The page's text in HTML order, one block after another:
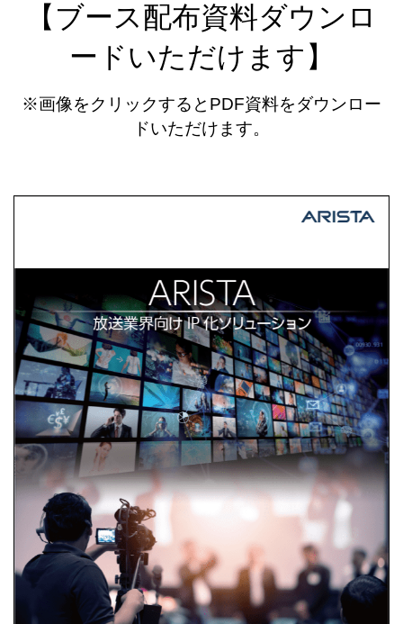
【ブース配布資料ダウンロ
ードいただけます】
※画像をクリックするとPDF資料をダウンロー
ドいただけます。